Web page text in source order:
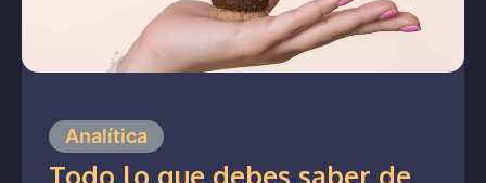
Analítica
Todo lo que debes saber de